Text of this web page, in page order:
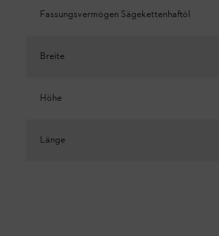
Fassungsvermögen Sägekettenhaftöl
Breite
Höhe
Länge